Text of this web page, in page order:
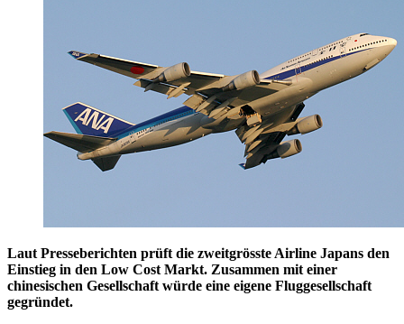
Laut Presseberichten prüft die zweitgrösste Airline Japans den
Einstieg in den Low Cost Markt. Zusammen mit einer
chinesischen Gesellschaft würde eine eigene Fluggesellschaft
gegründet.